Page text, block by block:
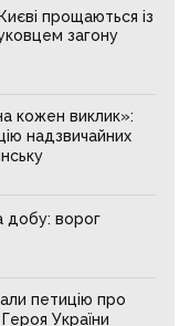
прощаються із
загону
кожен виклик»:
надзвичайних
добу: ворог
петицію про
України